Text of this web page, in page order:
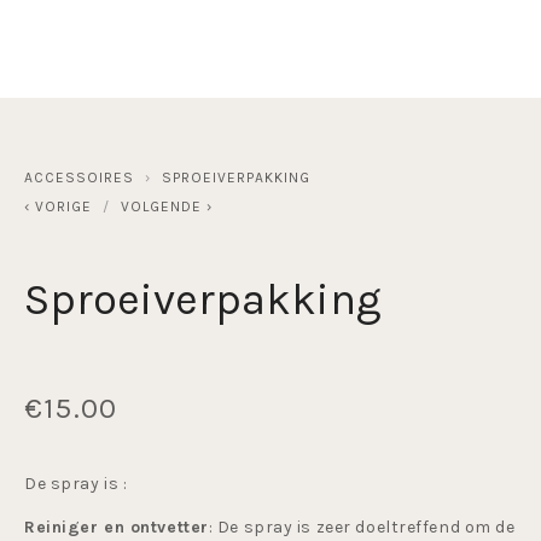
ACCESSOIRES
SPROEIVERPAKKING
VORIGE
VOLGENDE
Sproeiverpakking
€15.00
De spray is :
Reiniger en ontvetter